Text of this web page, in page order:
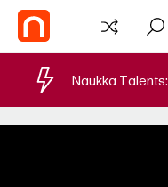
Naukka Talents: